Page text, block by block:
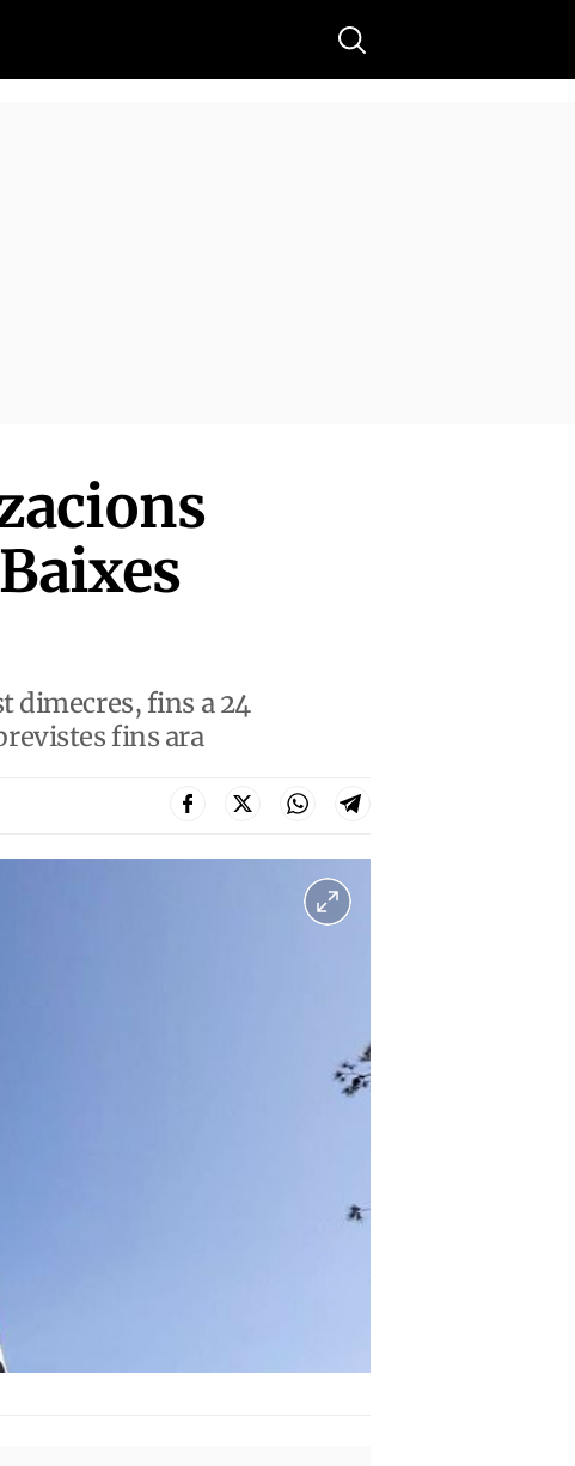
Buscar
dimecres, fins a 24
fins ara